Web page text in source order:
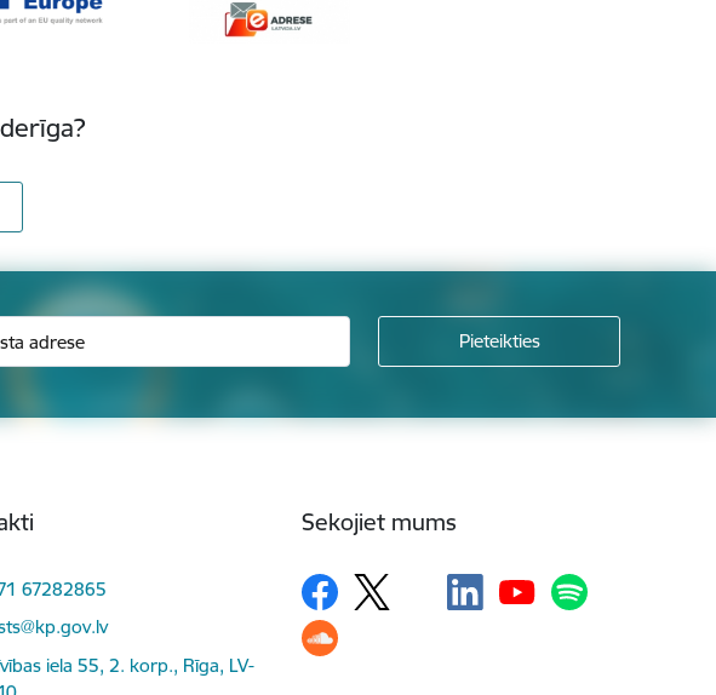
67282865
iela 55, 2. korp., Rīga, LV-
Sekojiet mums